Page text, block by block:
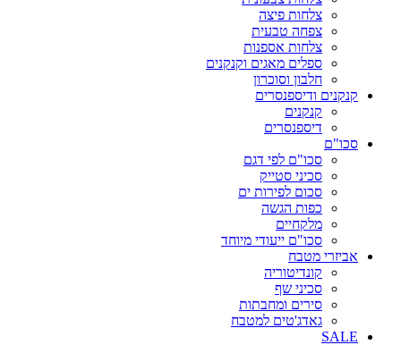
צלחות פיצה
צפחה טבעית
צלחות אספנות
ספלים מאגים וקנקנים
חלבון וסוכרון
קנקנים ודיספנסרים
קנקנים
דיספנסרים
סכו"ם
סכו"ם לפי דגם
סכיני סטייק
סכום לפירות ים
כפות הגשה
מלקחיים
סכו"ם ייעודי מיוחד
אביזרי מטבח
קונדיטוריה
סכיני שף
סירים ומחבתות
גאדג'טים למטבח
SALE